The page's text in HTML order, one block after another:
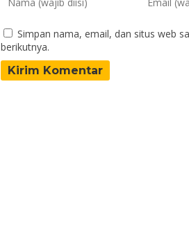
Simpan nama, email, dan situs web
berikutnya.